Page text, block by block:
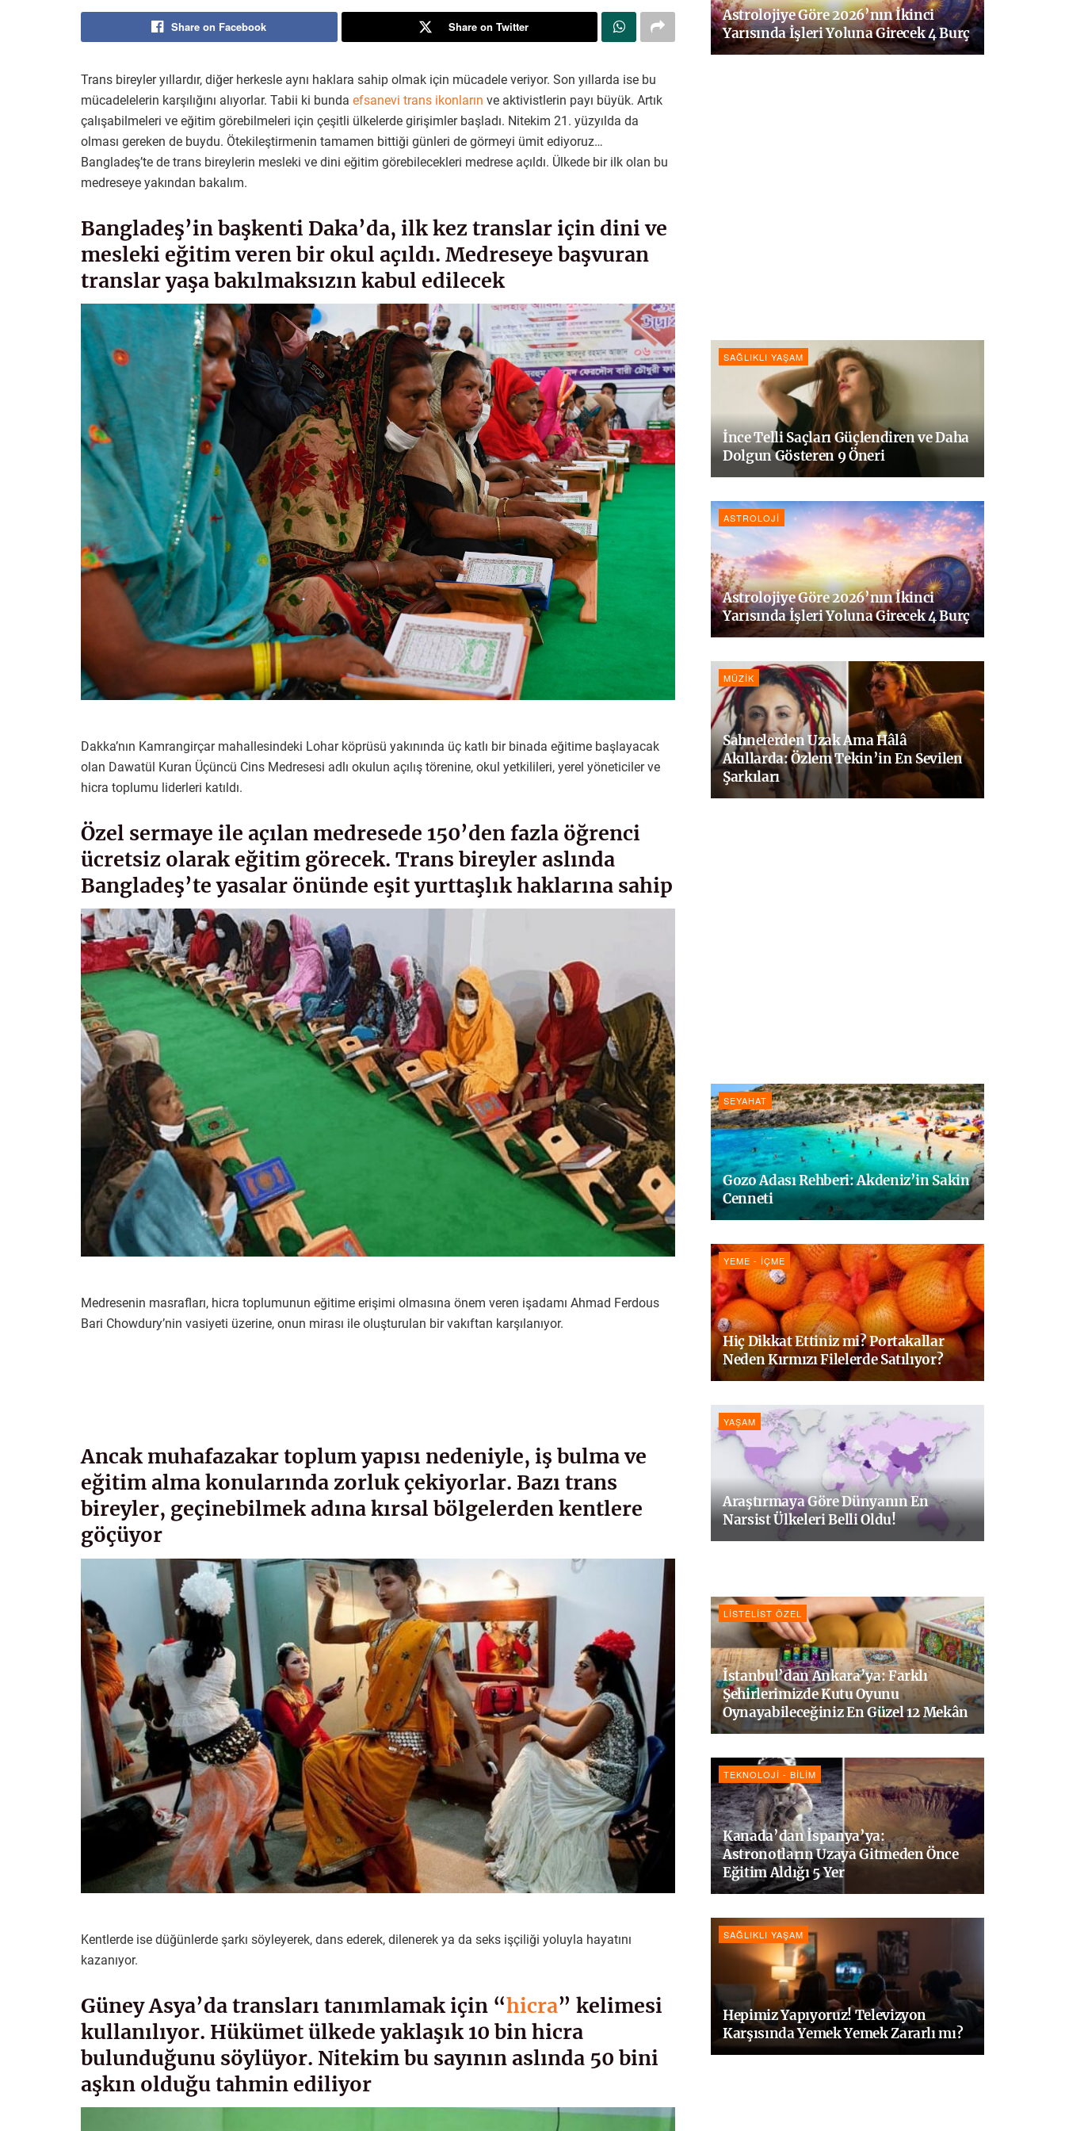
Share on Facebook Share on Twitter
Trans bireyler yıllardır, diğer herkesle aynı haklara sahip olmak için mücadele veriyor. Son yıllarda ise bu
mücadelelerin karşılığını alıyorlar. Tabii ki bunda efsanevi trans ikonların ve aktivistlerin payı büyük. Artık
çalışabilmeleri ve eğitim görebilmeleri için çeşitli ülkelerde girişimler başladı. Nitekim 21. yüzyılda da
olması gereken de buydu. Ötekileştirmenin tamamen bittiği günleri de görmeyi ümit ediyoruz…
Bangladeş’te de trans bireylerin mesleki ve dini eğitim görebilecekleri medrese açıldı. Ülkede bir ilk olan bu
medreseye yakından bakalım.
Bangladeş’in başkenti Daka’da, ilk kez translar için dini ve
mesleki eğitim veren bir okul açıldı. Medreseye başvuran
translar yaşa bakılmaksızın kabul edilecek
Dakka’nın Kamrangirçar mahallesindeki Lohar köprüsü yakınında üç katlı bir binada eğitime başlayacak
olan Dawatül Kuran Üçüncü Cins Medresesi adlı okulun açılış törenine, okul yetkilileri, yerel yöneticiler ve
hicra toplumu liderleri katıldı.
Özel sermaye ile açılan medresede 150’den fazla öğrenci
ücretsiz olarak eğitim görecek. Trans bireyler aslında
Bangladeş’te yasalar önünde eşit yurttaşlık haklarına sahip
Medresenin masrafları, hicra toplumunun eğitime erişimi olmasına önem veren işadamı Ahmad Ferdous
Bari Chowdury’nin vasiyeti üzerine, onun mirası ile oluşturulan bir vakıftan karşılanıyor.
Ancak muhafazakar toplum yapısı nedeniyle, iş bulma ve
eğitim alma konularında zorluk çekiyorlar. Bazı trans
bireyler, geçinebilmek adına kırsal bölgelerden kentlere
göçüyor
Kentlerde ise düğünlerde şarkı söyleyerek, dans ederek, dilenerek ya da seks işçiliği yoluyla hayatını
kazanıyor.
Güney Asya’da transları tanımlamak için “hicra” kelimesi
kullanılıyor. Hükümet ülkede yaklaşık 10 bin hicra
bulunduğunu söylüyor. Nitekim bu sayının aslında 50 bini
aşkın olduğu tahmin ediliyor
Astrolojiye Göre 2026’nın İkinci
Yarısında İşleri Yoluna Girecek 4 Burç
SAĞLIKLI YAŞAM
İnce Telli Saçları Güçlendiren ve Daha
Dolgun Gösteren 9 Öneri
ASTROLOJI
Astrolojiye Göre 2026’nın İkinci
Yarısında İşleri Yoluna Girecek 4 Burç
MÜZIK
Sahnelerden Uzak Ama Hâlâ
Akıllarda: Özlem Tekin’in En Sevilen
Şarkıları
SEYAHAT
Gozo Adası Rehberi: Akdeniz’in Sakin
Cenneti
YEME - İÇME
Hiç Dikkat Ettiniz mi? Portakallar
Neden Kırmızı Filelerde Satılıyor?
YAŞAM
Araştırmaya Göre Dünyanın En
Narsist Ülkeleri Belli Oldu!
LISTELIST ÖZEL
İstanbul’dan Ankara’ya: Farklı
Şehirlerimizde Kutu Oyunu
Oynayabileceğiniz En Güzel 12 Mekân
TEKNOLOJI - BILIM
Kanada’dan İspanya’ya:
Astronotların Uzaya Gitmeden Önce
Eğitim Aldığı 5 Yer
SAĞLIKLI YAŞAM
Hepimiz Yapıyoruz! Televizyon
Karşısında Yemek Yemek Zararlı mı?